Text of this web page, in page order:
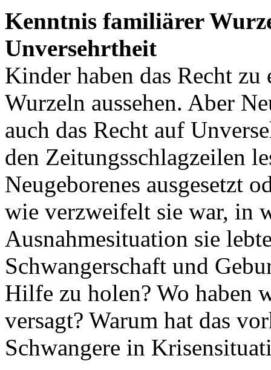
Kenntnis familiärer
Unversehrtheit
Kinder haben das Recht
Wurzeln aussehen. Aber
auch das Recht auf
den Zeitungsschlagzeilen
Neugeborenes ausgesetzt
wie verzweifelt sie war, in
Ausnahmesituation sie
Schwangerschaft und
Hilfe zu holen? Wo haben
versagt? Warum hat das
Schwangere in